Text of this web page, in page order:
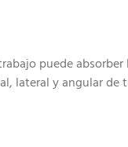
puede
lateral y angular de